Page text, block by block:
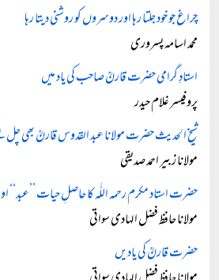
چراغ جو خود جلتا رہا اور دوسروں کو روشنی دیتا رہا
محمد اسامہ پسروری
استادِ گرامی حضرت قارنؒ صاحب کی یاد میں
پروفیسر غلام حیدر
شیخ الحدیث حضرت مولانا عبد القدوس قارنؒ بھی چل
مولانا زبیر احمد صدیقی
حضرت استاد مکرم رحمہ اللّٰہ کا حاصلِ حیات
مولانا حافظ فضل الہادی سواتی
حضرت قارنؒ کی یادیں